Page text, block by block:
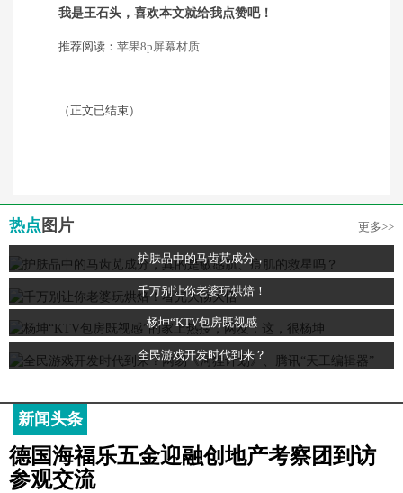
我是王石头，喜欢本文就给我点赞吧！
推荐阅读： 苹果8p屏幕材质
（正文已结束）
热点 图片 更多>>
护肤品中的马齿苋成分，
千万别让你老婆玩烘焙！
杨坤“KTV包房既视感
全民游戏开发时代到来？
新闻头条
德国海福乐五金迎融创地产考察团到访
参观交流